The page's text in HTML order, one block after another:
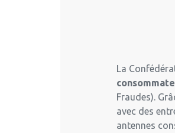
La
Fraudes).
avec des
antennes